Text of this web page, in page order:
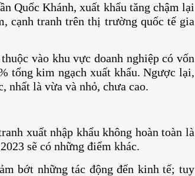
Quốc Khánh, xuất khẩu tăng chậm lại
cạnh tranh trên thị trường quốc tế gia
vào khu vực doanh nghiệp có vốn
tổng kim ngạch xuất khẩu. Ngược lại,
nhất là vừa và nhỏ, chưa cao.
xuất nhập khẩu không hoàn toàn là
sẽ có những điểm khác.
bớt những tác động đến kinh tế; tuy